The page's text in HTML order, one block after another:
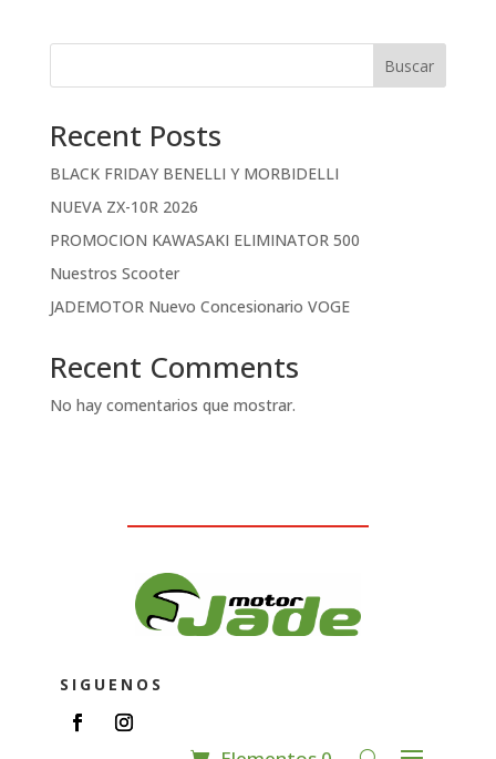
Buscar
Recent Posts
BLACK FRIDAY BENELLI Y MORBIDELLI
NUEVA ZX-10R 2026
PROMOCION KAWASAKI ELIMINATOR 500
Nuestros Scooter
JADEMOTOR Nuevo Concesionario VOGE
Recent Comments
No hay comentarios que mostrar.
SIGUENOS